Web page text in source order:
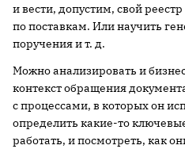
и вести, допустим, свой
по поставкам. Или научить
поручения и т. д.
Можно анализировать и
контекст обращения
с процессами, в которых он
определить какие-то
работать, и посмотреть, как